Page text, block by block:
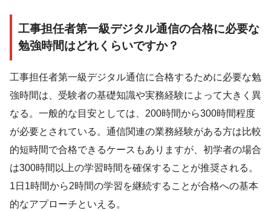
工事担任者第一級デジタル通信の合格に必要な
勉強時間はどれくらいですか？
工事担任者第一級デジタル通信に合格するために必要な勉
強時間は、受験者の基礎知識や実務経験によって大きく異
なる。一般的な目安としては、200時間から300時間程度
が必要とされている。通信関連の業務経験がある方は比較
的短時間で合格できるケースもありますが、初学者の場合
は300時間以上の学習時間を確保することが推奨される。
1日1時間から2時間の学習を継続することが合格への基本
的なアプローチといえる。